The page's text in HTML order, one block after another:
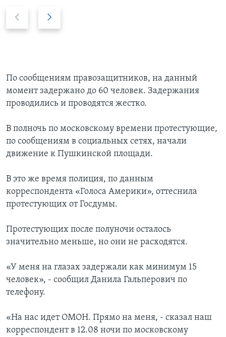
o
u
s
l
i
d
е
По сообщениям правозащитников, на данный
момент задержано до 60 человек. Задержания
проводились и проводятся жестко.
В полночь по московскому времени протестующие,
по сообщениям в социальных сетях, начали
движение к Пушкинской площади.
В это же время полиция, по данным
корреспондента «Голоса Америки», оттеснила
протестующих от Госдумы.
Протестующих после полуночи осталось
значительно меньше, но они не расходятся.
«У меня на глазах задержали как минимум 15
человек», - сообщил Данила Гальперович по
телефону.
«На нас идет ОМОН. Прямо на меня, - сказал наш
корреспондент в 12.08 ночи по московскому